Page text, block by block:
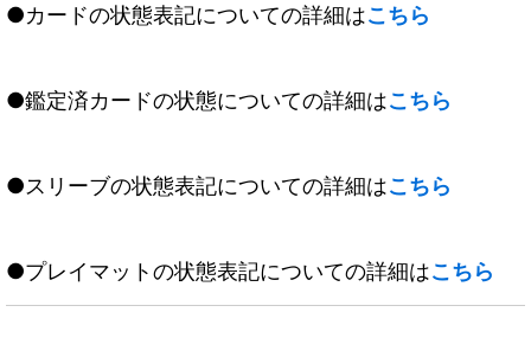
●カードの状態表記についての詳細はこちら
●鑑定済カードの状態についての詳細はこちら
●スリーブの状態表記についての詳細はこちら
●プレイマットの状態表記についての詳細はこちら